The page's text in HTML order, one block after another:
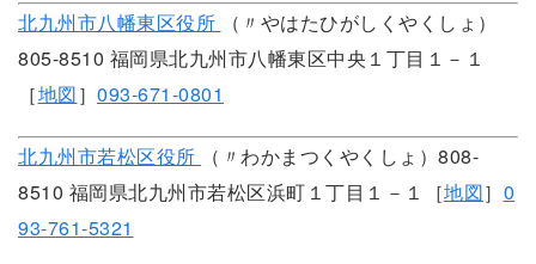
北九州市八幡東区役所
（〃やはたひがしくやくしょ）
805-8510 福岡県北九州市八幡東区中央１丁目１－１
［地図］ 093-671-0801
北九州市若松区役所
（〃わかまつくやくしょ）808-
8510 福岡県北九州市若松区浜町１丁目１－１［地図］ 0
93-761-5321